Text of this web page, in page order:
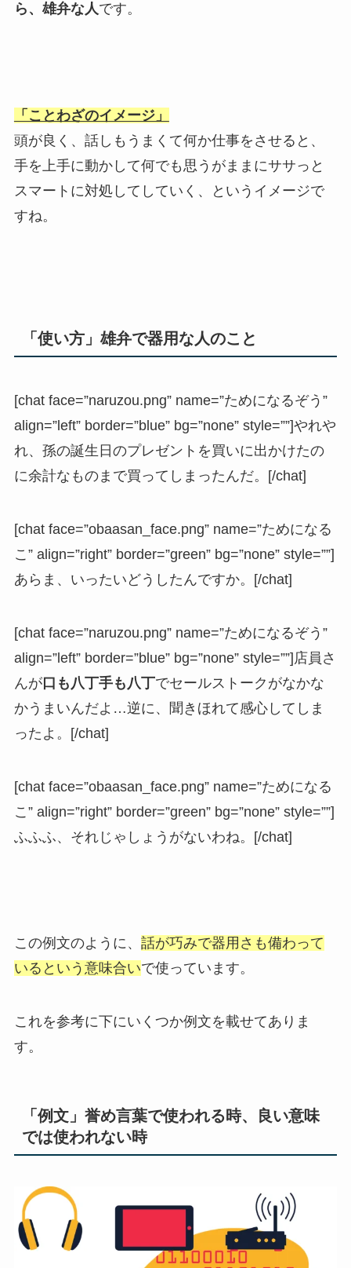
ら、雄弁な人です。
「ことわざのイメージ」
頭が良く、話しもうまくて何か仕事をさせると、
手を上手に動かして何でも思うがままにササっと
スマートに対処してしていく、というイメージで
すね。
「使い方」雄弁で器用な人のこと
[chat face=”naruzou.png” name=”ためになるぞう”
align=”left” border=”blue” bg=”none” style=””]やれや
れ、孫の誕生日のプレゼントを買いに出かけたの
に余計なものまで買ってしまったんだ。[/chat]
[chat face=”obaasan_face.png” name=”ためになる
こ” align=”right” border=”green” bg=”none” style=””]
あらま、いったいどうしたんですか。[/chat]
[chat face=”naruzou.png” name=”ためになるぞう”
align=”left” border=”blue” bg=”none” style=””]店員さ
んが口も八丁手も八丁でセールストークがなかな
かうまいんだよ…逆に、聞きほれて感心してしま
ったよ。[/chat]
[chat face=”obaasan_face.png” name=”ためになる
こ” align=”right” border=”green” bg=”none” style=””]
ふふふ、それじゃしょうがないわね。[/chat]
この例文のように、 話が巧みで器用さも備わって
いるという意味合いで使っています。
これを参考に下にいくつか例文を載せてありま
す。
「例文」誉め言葉で使われる時、良い意味
では使われない時